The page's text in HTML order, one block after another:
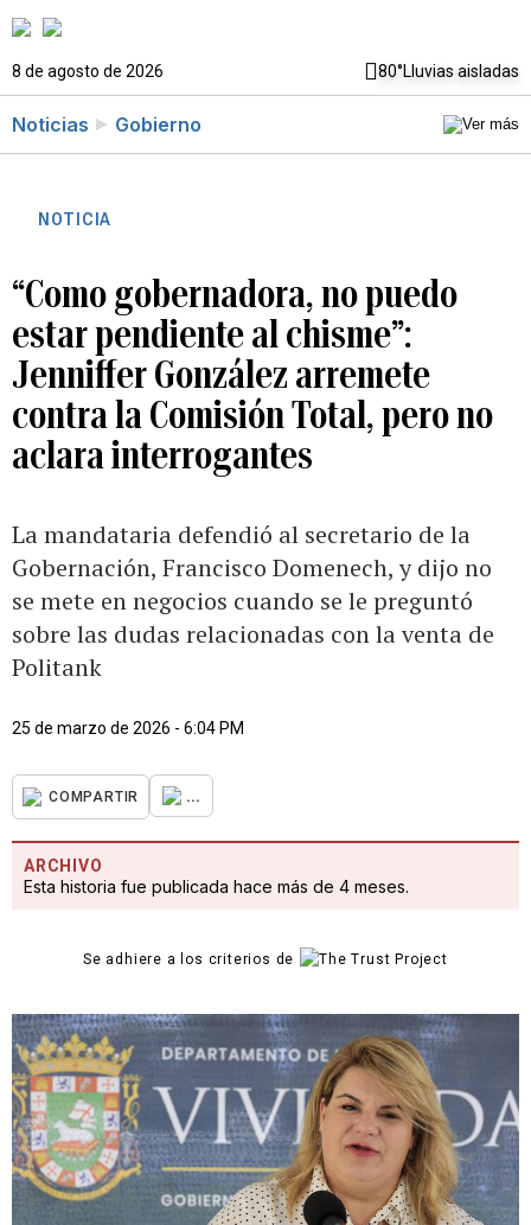
8 de agosto de 2026 80°Lluvias aisladas
Noticias Gobierno
NOTICIA
“Como gobernadora, no puedo
estar pendiente al chisme”:
Jenniffer González arremete
contra la Comisión Total, pero no
aclara interrogantes
La mandataria defendió al secretario de la
Gobernación, Francisco Domenech, y dijo no
se mete en negocios cuando se le preguntó
sobre las dudas relacionadas con la venta de
Politank
25 de marzo de 2026 - 6:04 PM
COMPARTIR ...
ARCHIVO
Esta historia fue publicada hace más de 4 meses.
Se adhiere a los criterios de